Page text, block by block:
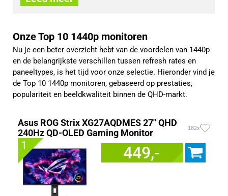
Onze Top 10 1440p monitoren
Nu je een beter overzicht hebt van de voordelen van 1440p
en de belangrijkste verschillen tussen refresh rates en
paneeltypes, is het tijd voor onze selectie. Hieronder vind je
de Top 10 1440p monitoren, gebaseerd op prestaties,
populariteit en beeldkwaliteit binnen de QHD-markt.
Asus ROG Strix XG27AQDMES 27" QHD
240Hz QD-OLED Gaming Monitor
182x
1 449,-